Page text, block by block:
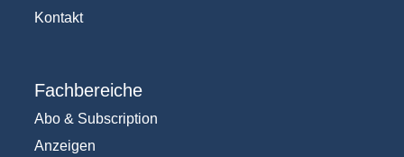
Kontakt
Fachbereiche
Abo & Subscription
Anzeigen